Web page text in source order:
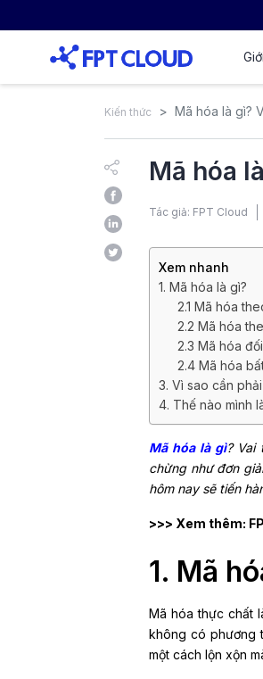
Kiến thức Mã hóa là gì?
Mã hóa
Tác giả: FPT Cloud
Xem nhanh
1. Mã hóa là gì?
2.1 Mã hóa
2.2 Mã hóa
2.3 Mã hóa
2.4 Mã hóa
3. Vì sao cần
4. Thế nào mình
Mã hóa là gì? Vai
chừng như đơn
hôm nay sẽ tiến
>>> Xem thêm:
1. Mã
Mã hóa thực chất
không có phương
một cách lộn xộn